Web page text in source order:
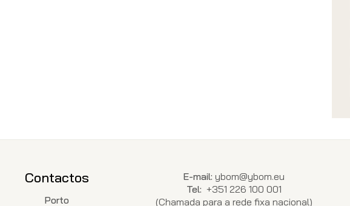
Contactos
Porto
E-mail: ybom@ybom.eu
Tel: +351 226 100 001
(Chamada para a rede fixa nacional)